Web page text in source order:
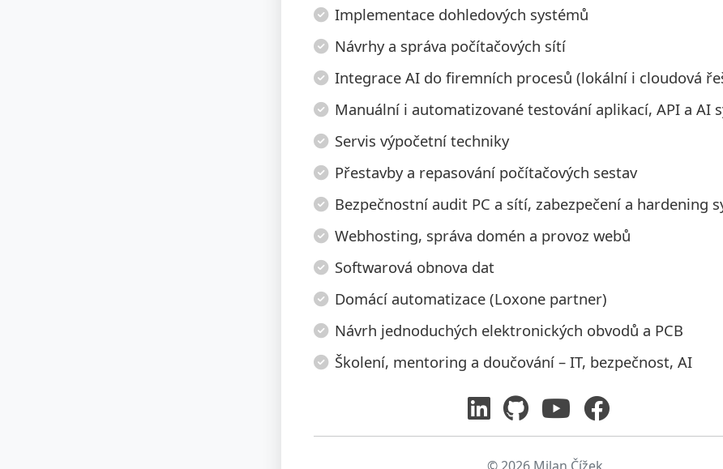
Implementace dohledových systémů
Návrhy a správa počítačových sítí
Integrace AI do firemních procesů (lokální i cloudová
Manuální i automatizované testování aplikací, API a AI
Servis výpočetní techniky
Přestavby a repasování počítačových sestav
Bezpečnostní audit PC a sítí, zabezpečení a hardening
Webhosting, správa domén a provoz webů
Softwarová obnova dat
Domácí automatizace (Loxone partner)
Návrh jednoduchých elektronických obvodů a PCB
Školení, mentoring a doučování – IT, bezpečnost, AI